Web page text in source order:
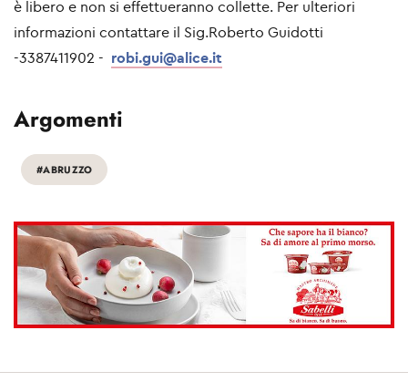
è libero e non si effettueranno collette. Per ulteriori
informazioni contattare il Sig.Roberto Guidotti
-3387411902 - robi.gui@alice.it
Argomenti
#ABRUZZO